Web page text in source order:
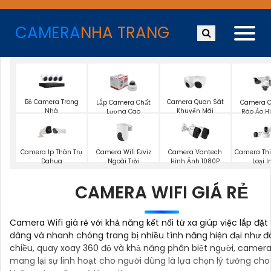
CAMERANHA TRANG
Bộ Camera Trong
Nhà
Lắp Camera Chất
Lượng Cao
Camera Quan Sát
Khuyến Mãi
Camera
Rào Ảo
Camera Ip Thân Trụ
Dahua
Camera Wifi Ezviz
Ngoài Trời
Camera Vantech
Hình Ảnh 1080P
Camera
Loại
CAMERA WIFI GIÁ RẺ
Camera Wifi giá rẻ với khả năng kết nối từ xa giúp việc lắp
dàng và nhanh chóng trang bị nhiều tính năng hiện đại như
chiều, quay xoay 360 độ và khả năng phân biệt người,
mang lại sự linh hoạt cho người dùng là lựa chọn lý tưởng